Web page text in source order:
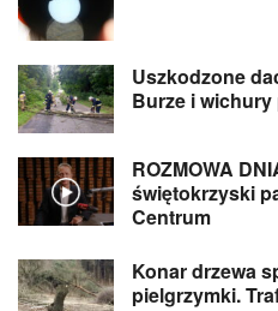
Uszkodzone
Burze i wichury
ROZMOWA
świętokrzyski
Centrum
Konar drzewa
pielgrzymki.